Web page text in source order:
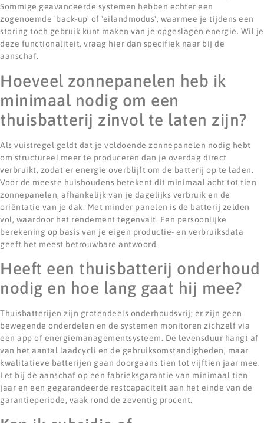
Sommige geavanceerde systemen hebben echter een
zogenoemde 'back-up' of 'eilandmodus', waarmee je tijdens een
storing toch gebruik kunt maken van je opgeslagen energie. Wil je
deze functionaliteit, vraag hier dan specifiek naar bij de
aanschaf.
Hoeveel zonnepanelen heb ik
minimaal nodig om een
thuisbatterij zinvol te laten zijn?
Als vuistregel geldt dat je voldoende zonnepanelen nodig hebt
om structureel meer te produceren dan je overdag direct
verbruikt, zodat er energie overblijft om de batterij op te laden.
Voor de meeste huishoudens betekent dit minimaal acht tot tien
zonnepanelen, afhankelijk van je dagelijks verbruik en de
oriëntatie van je dak. Met minder panelen is de batterij zelden
vol, waardoor het rendement tegenvalt. Een persoonlijke
berekening op basis van je eigen productie- en verbruiksdata
geeft het meest betrouwbare antwoord.
Heeft een thuisbatterij onderhoud
nodig en hoe lang gaat hij mee?
Thuisbatterijen zijn grotendeels onderhoudsvrij; er zijn geen
bewegende onderdelen en de systemen monitoren zichzelf via
een app of energiemanagementsysteem. De levensduur hangt af
van het aantal laadcycli en de gebruiksomstandigheden, maar
kwalitatieve batterijen gaan doorgaans tien tot vijftien jaar mee.
Let bij de aanschaf op een fabrieksgarantie van minimaal tien
jaar en een gegarandeerde restcapaciteit aan het einde van de
garantieperiode, vaak rond de zeventig procent.